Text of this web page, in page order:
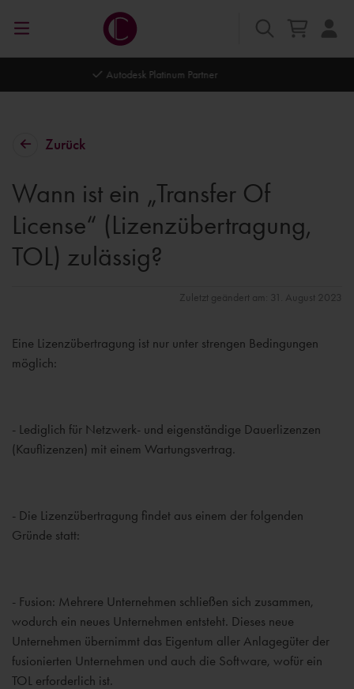
Autodesk Platinum Partner
Zurück
Wann ist ein „Transfer Of
License“ (Lizenzübertragung,
TOL) zulässig?
Zuletzt geändert am: 31. August 2023
Eine Lizenzübertragung ist nur unter strengen Bedingungen
möglich:
- Lediglich für Netzwerk- und eigenständige Dauerlizenzen
(Kauflizenzen) mit einem Wartungsvertrag.
- Die Lizenzübertragung findet aus einem der folgenden
Gründe statt:
- Fusion: Mehrere Unternehmen schließen sich zusammen,
wodurch ein neues Unternehmen entsteht. Dieses neue
Unternehmen übernimmt das Eigentum aller Anlagegüter der
fusionierten Unternehmen und auch die Software, wofür ein
TOL erforderlich ist.